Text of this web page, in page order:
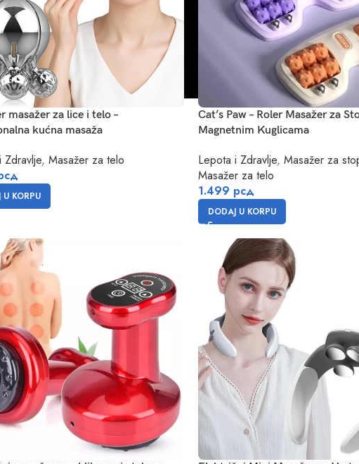
masažer za lice i telo –
kućna masaža
Zdravlje, Masažer za telo
U KORPU
Cat’s Paw – Roler Masažer za
Magnetnim Kuglicama
Lepota i Zdravlje, Masažer za
Masažer za telo
1.499 рсд
DODAJ U KORPU